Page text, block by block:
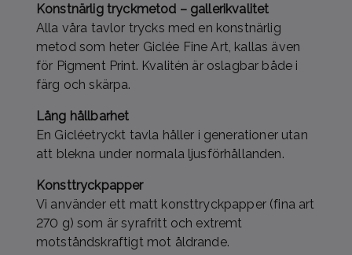
Konstnärlig tryckmetod – gallerikvalitet
Alla våra tavlor trycks med en konstnärlig
metod som heter Giclée Fine Art, kallas även
för Pigment Print. Kvalitén är oslagbar både i
färg och skärpa.
Lång hållbarhet
En Gicléetryckt tavla håller i generationer utan
att blekna under normala ljusförhållanden.
Konsttryckpapper
Vi använder ett matt konsttryckpapper (fina art
270 g) som är syrafritt och extremt
motståndskraftigt mot åldrande.